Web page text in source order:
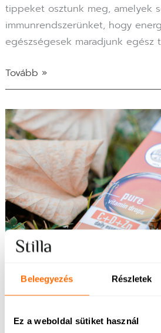
Beleegyezés Részletek
Ez a weboldal sütiket használ
tippeket osztunk meg, amelyek
immunrendszerünket, hogy
egészségesek maradjunk egész
Tovább »
A
Stilla
C+D+Zn:
Az
esszenciális
trió
az
immunrendszer
támogatásában